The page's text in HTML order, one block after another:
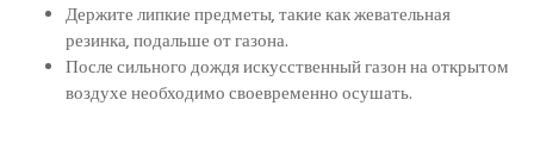
Держите липкие предметы, такие как жевательная
резинка, подальше от газона.
После сильного дождя искусственный газон на открытом
воздухе необходимо своевременно осушать.